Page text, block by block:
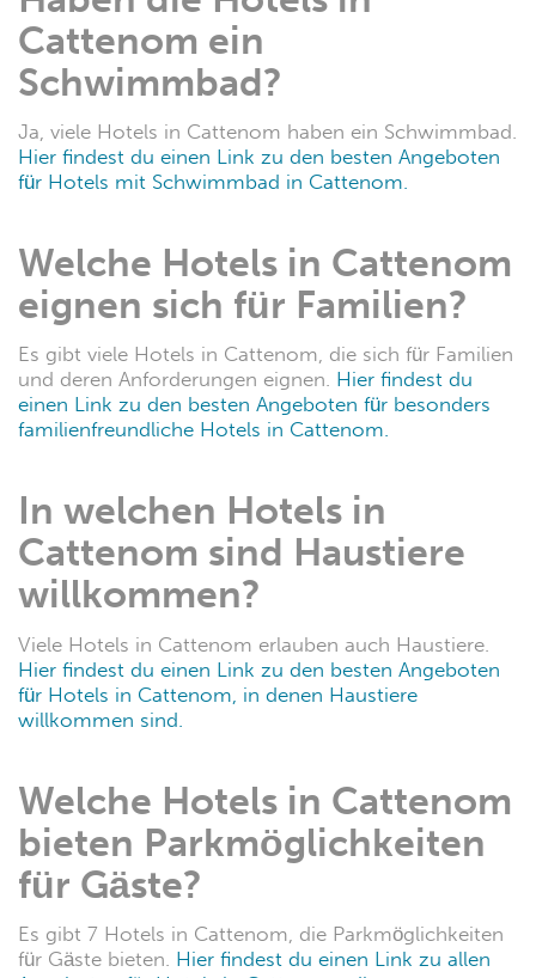
Die Hotels in Cattenom bieten ihren Gästen folgende
Dienstleistungen an:
- W-Lan
- Nur Nichtraucher
- Haustiere erlaubt
- Küche
- Spülmaschine
- Klimaanlage
und vieles mehr.
Haben die Hotels in
Cattenom ein
Schwimmbad?
Ja, viele Hotels in Cattenom haben ein Schwimmbad.
Hier findest du einen Link zu den besten Angeboten
für Hotels mit Schwimmbad in Cattenom.
Welche Hotels in Cattenom
eignen sich für Familien?
Es gibt viele Hotels in Cattenom, die sich für Familien
familienfreundliche Hotels in Cattenom.
In welchen Hotels in
Cattenom sind Haustiere
willkommen?